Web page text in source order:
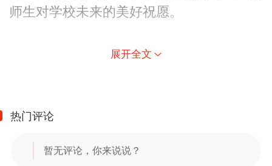
师生对学校未来的美好祝愿。
展开全文
热门评论
暂无评论，你来说说？